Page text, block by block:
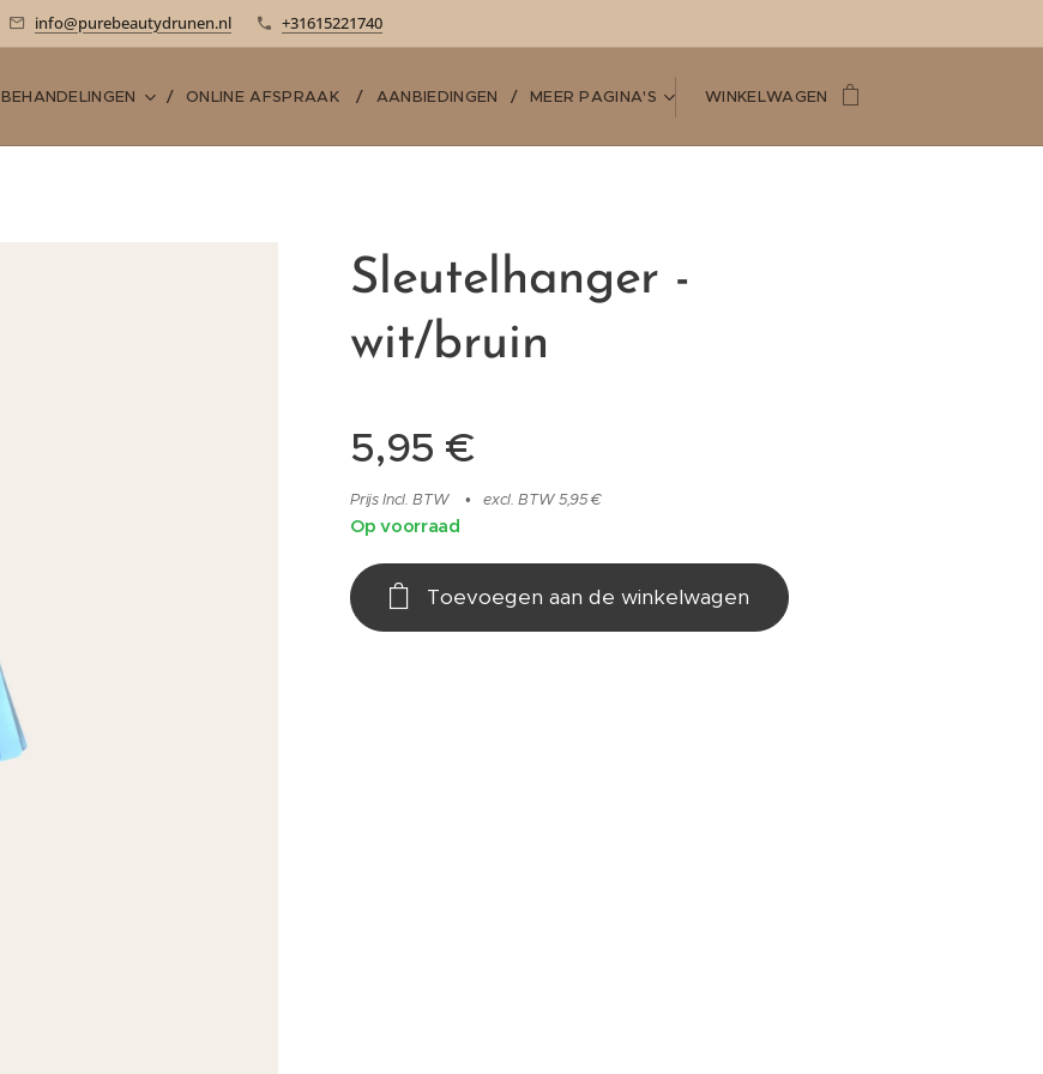
info@purebeautydrunen.nl +31615221740
BEHANDELINGEN ONLINE AFSPRAAK AANBIEDINGEN MEER PAGINA'S WINKELWAGEN
Sleutelhanger -
wit/bruin
5,95 €
Prijs Incl. BTW excl. BTW 5,95 €
Op voorraad
Toevoegen aan de winkelwagen